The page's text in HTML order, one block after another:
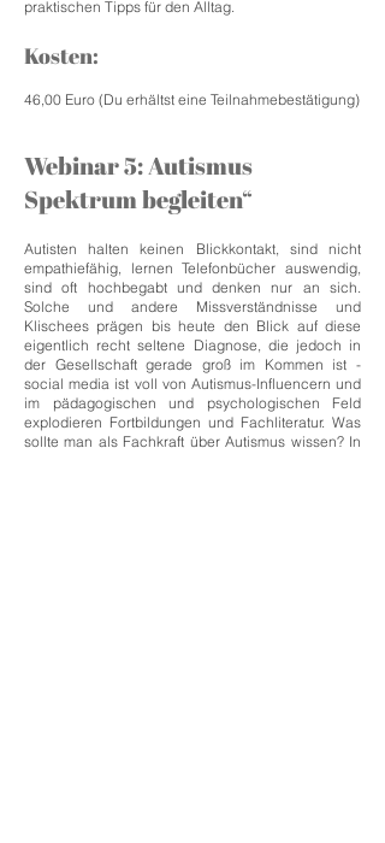
praktischen Tipps für den Alltag.
Kosten:
46,00 Euro (Du erhältst eine Teilnahmebestätigung)
Webinar 5: Autismus
Spektrum begleiten“
Autisten halten keinen Blickkontakt, sind nicht
empathiefähig, lernen Telefonbücher auswendig,
sind oft hochbegabt und denken nur an sich.
Solche und andere Missverständnisse und
Klischees prägen bis heute den Blick auf diese
eigentlich recht seltene Diagnose, die jedoch in
der Gesellschaft gerade groß im Kommen ist -
social media ist voll von Autismus-Influencern und
im pädagogischen und psychologischen Feld
explodieren Fortbildungen und Fachliteratur. Was
sollte man als Fachkraft über Autismus wissen? In